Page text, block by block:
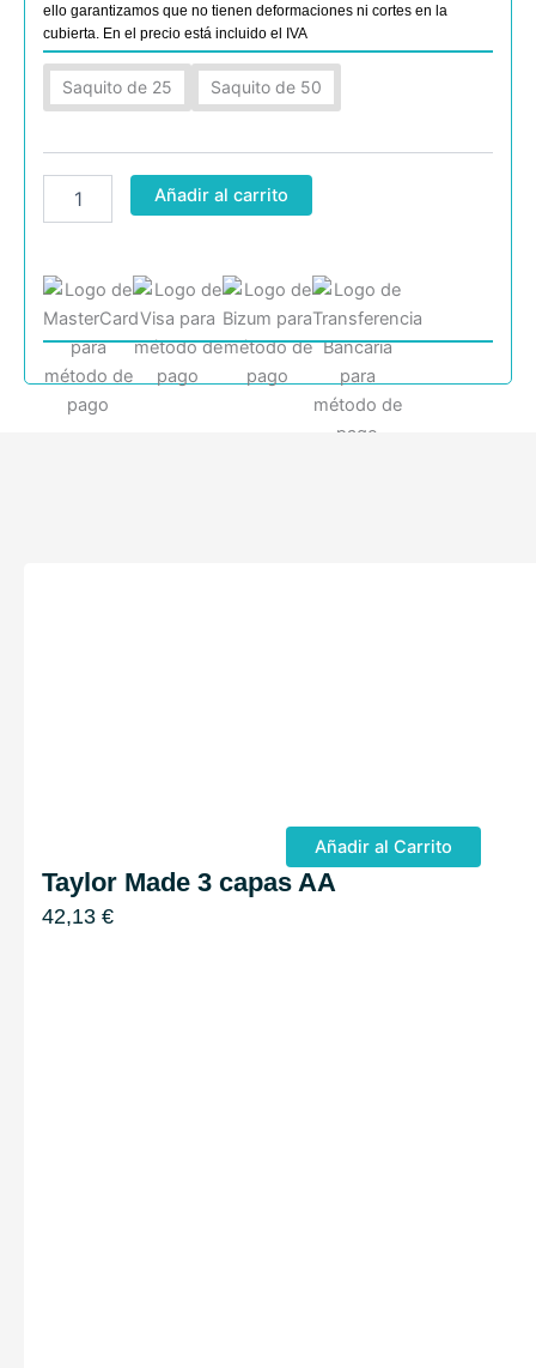
ello garantizamos que no tienen deformaciones ni cortes en la
cubierta. En el precio está incluido el IVA
Saquito de 25 Saquito de 50
Taylor
Made
LETHAL
Añadir al carrito
Añadir al Carrito
Taylor Made 3 capas AA
42,13 €